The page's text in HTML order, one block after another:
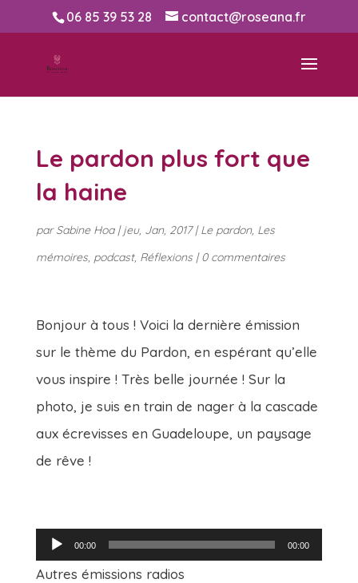
06 85 39 53 28 contact@roseana.fr
Le pardon plus fort que
la haine
parSabine Hoa|jeu, Jan, 2017|Le pardon, Les
mémoires, podcast, Réflexions|0 commentaires
Bonjour à tous ! Voici la dernière émission
sur le thème du Pardon, en espérant qu’elle
vous inspire ! Très belle journée ! Sur la
photo, je suis en train de nager à la cascade
aux écrevisses en Guadeloupe, un paysage
de rêve !
Lecteur
audio
00:00 00:00
Autres émissions radios